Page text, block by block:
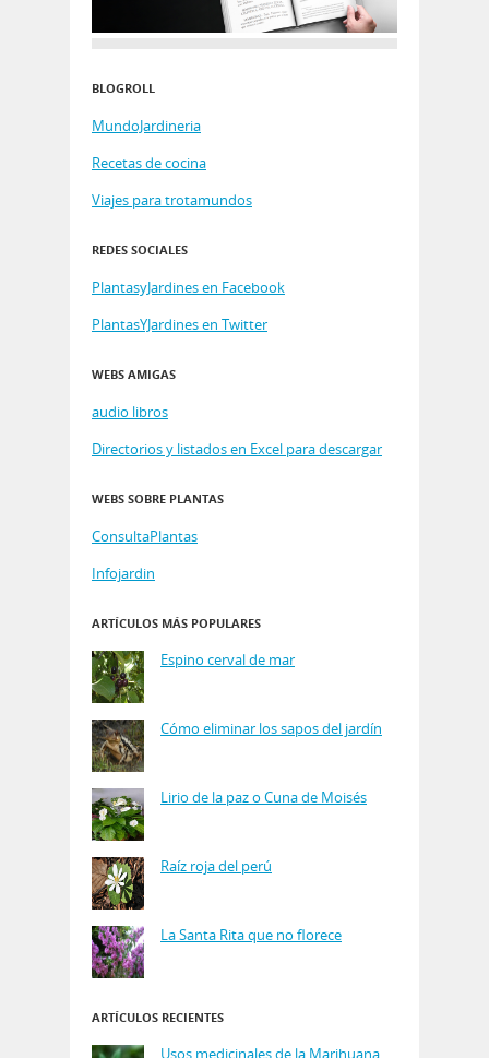
BLOGROLL
MundoJardineria
Recetas de cocina
Viajes para trotamundos
REDES SOCIALES
PlantasyJardines en Facebook
PlantasYJardines en Twitter
WEBS AMIGAS
audio libros
Directorios y listados en Excel para descargar
WEBS SOBRE PLANTAS
ConsultaPlantas
Infojardin
ARTÍCULOS MÁS POPULARES
Espino cerval de mar
Cómo eliminar los sapos del jardín
Lirio de la paz o Cuna de Moisés
Raíz roja del perú
La Santa Rita que no florece
ARTÍCULOS RECIENTES
Usos medicinales de la Marihuana